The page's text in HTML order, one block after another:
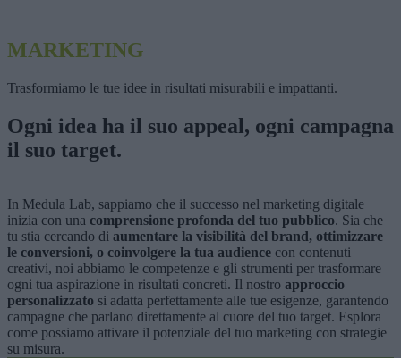
MARKETING
Trasformiamo le tue idee in risultati misurabili e impattanti.
Ogni idea ha il suo appeal, ogni campagna
il suo target.
In Medula Lab, sappiamo che il successo nel marketing digitale
inizia con una comprensione profonda del tuo pubblico. Sia che
tu stia cercando di aumentare la visibilità del brand, ottimizzare
le conversioni, o coinvolgere la tua audience con contenuti
creativi, noi abbiamo le competenze e gli strumenti per trasformare
ogni tua aspirazione in risultati concreti. Il nostro approccio
personalizzato si adatta perfettamente alle tue esigenze, garantendo
campagne che parlano direttamente al cuore del tuo target. Esplora
come possiamo attivare il potenziale del tuo marketing con strategie
su misura.